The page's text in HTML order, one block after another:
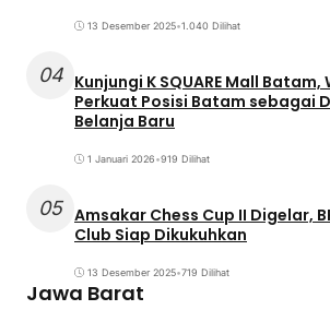
13 Desember 2025•1.040 Dilihat
04 Kunjungi K SQUARE Mall
Perkuat Posisi Batam sebagai
Belanja Baru
1 Januari 2026•919 Dilihat
05 Amsakar Chess Cup II Digelar,
Club Siap Dikukuhkan
13 Desember 2025•719 Dilihat
Jawa Barat